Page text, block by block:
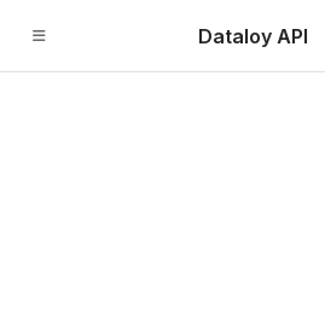
Dataloy API